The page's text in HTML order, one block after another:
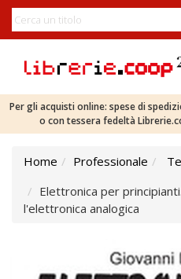
Per gli acquisti online: spese di
o con tessera fedeltà
Home Professionale
Elettronica per
l'elettronica analogica